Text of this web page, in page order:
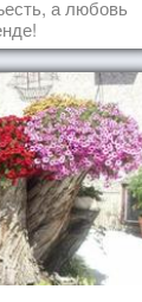
а любовь